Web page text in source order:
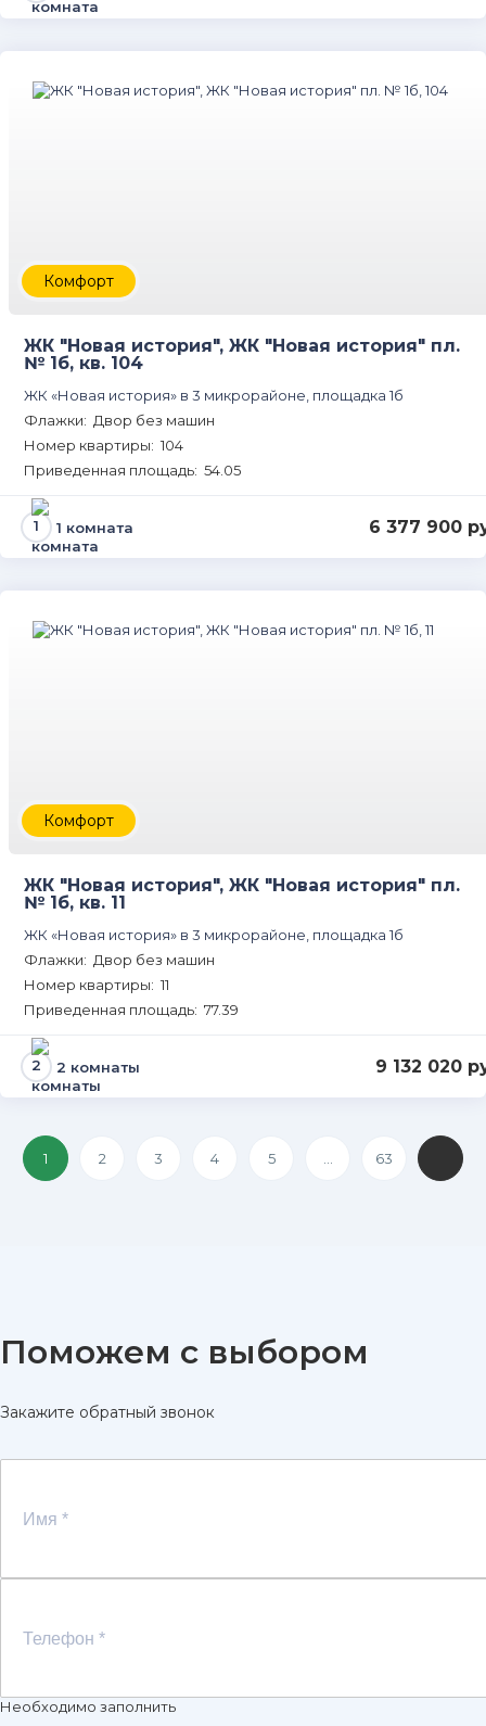
Комфорт
ЖК "Новая история", ЖК "Новая история" пл.
№ 1б, кв. 104
ЖК «Новая история» в 3 микрорайоне, площадка 1б
Флажки: Двор без машин
Номер квартиры: 104
Приведенная площадь: 54.05
1 комната 6 377 900
Комфорт
ЖК "Новая история", ЖК "Новая история" пл.
№ 1б, кв. 11
ЖК «Новая история» в 3 микрорайоне, площадка 1б
Флажки: Двор без машин
Номер квартиры: 11
Приведенная площадь: 77.39
2 комнаты 9 132 020
1 2 3 4 5 63
Поможем с выбором
Закажите обратный звонок
Необходимо заполнить